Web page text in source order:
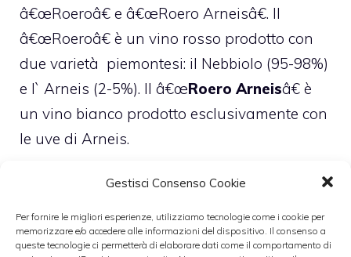
Gestisci Consenso Cookie
Per fornire le migliori esperienze, utilizziamo tecnologie come i cookie per
memorizzare e/o accedere alle informazioni del dispositivo. Il consenso a
queste tecnologie ci permetterà di elaborare dati come il comportamento di
â€œRoeroâ€ e â€œRoero Arneisâ€. Il
â€œRoeroâ€ è un vino rosso prodotto con
due varietà piemontesi: il Nebbiolo (95-98%)
e l` Arneis (2-5%). Il â€œRoero Arneisâ€ è
un vino bianco prodotto esclusivamente con
le uve di Arneis.
Il â€œRoero Arneisâ€ dell`antica Cascina
dei conti di Roero si presenta al bicchiere di